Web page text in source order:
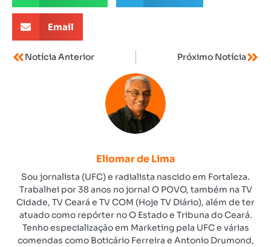
Email
Notícia Anterior Próximo Notícia
Eliomar de Lima
Sou jornalista (UFC) e radialista nascido em Fortaleza.
Trabalhei por 38 anos no jornal O POVO, também na TV
Cidade, TV Ceará e TV COM (Hoje TV Diário), além de ter
atuado como repórter no O Estado e Tribuna do Ceará.
Tenho especialização em Marketing pela UFC e várias
comendas como Boticário Ferreira e Antonio Drumond,